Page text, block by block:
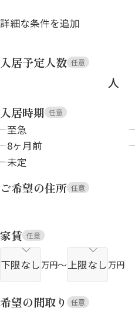
詳細な条件を追加
入居予定人数 任意
人
入居時期 任意
至急
8ヶ月前
未定
ご希望の住所 任意
家賃 任意
万円～ 万円
希望の間取り 任意